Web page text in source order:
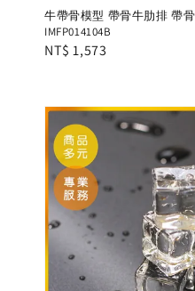
牛帶骨模型 帶骨牛肋排 帶
IMFP014104B
Regular
NT$ 1,573